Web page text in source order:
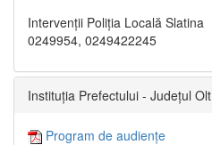
Intervenții Poliția Locală Slatina
0249954, 0249422245
Instituția Prefectului - Județul Olt
Program de audiențe